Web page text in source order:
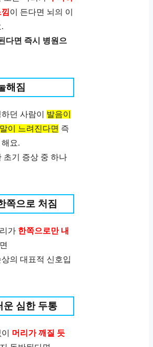
이 든다면 뇌의 이
다면 즉시 병원으
해짐
던 사람이 발음이
이 느려진다면 즉
요.
초기 증상 중 하나
쪽으로 처짐
가 한쪽으로만 내
의 대표적 신호입
운 심한 두통
머리가 깨질 듯